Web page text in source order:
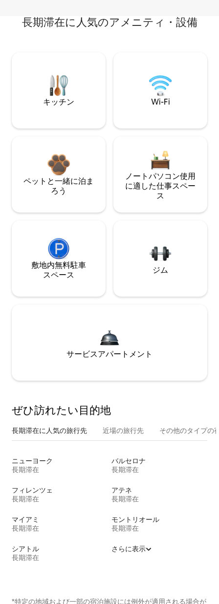
長期滞在に人気のアメニティ・設備
キッチン Wi-Fi
ペットと一緒に泊ま
ろう
ノートパソコン使用
に適した仕事スペー
ス
敷地内無料駐⁠車
ス⁠ペ⁠ー⁠ス
ジム
サービスアパートメント
ぜひ訪⁠れ⁠た⁠い目⁠的⁠地
長期滞在に人気の旅行先 近場の旅行先 その他のタ⁠イ⁠プ⁠の
ニューヨーク
長期滞在
バルセロナ
長期滞在
フィレンツェ
長期滞在
アテネ
長期滞在
マイアミ
長期滞在
モントリオール
長期滞在
シアトル
長期滞在
さらに表示
*特定の地域および一部の宿泊施設には例外が適用される場合が